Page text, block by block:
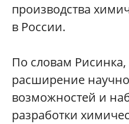
производства
в России.
По словам Рисинка,
расширение
возможностей и
разработки